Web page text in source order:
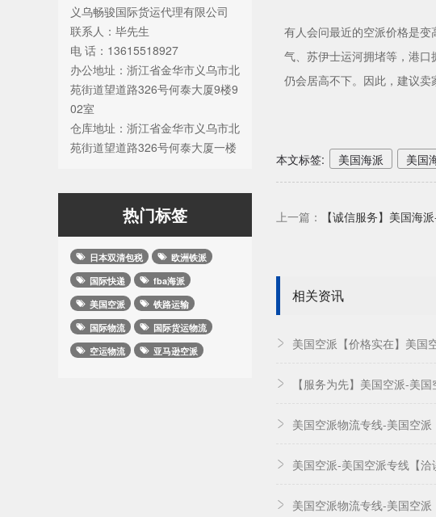
义乌畅骏国际货运代理有限公司
联系人：毕先生
电 话：13615518927
办公地址：浙江省金华市义乌市北
苑街道望道路326号何泰大厦9楼9
02室
仓库地址：浙江省金华市义乌市北
苑街道望道路326号何泰大厦一楼
热门标签
日本双清包税
欧洲铁派
国际快递
fba海派
美国空派
铁路运输
国际物流
国际货运物流
空运物流
亚马逊空派
有人会问最近的空派价格是
气、苏伊士运河拥堵等，港
仍会居高不下。因此，建议卖
本文标签: 美国海派 美国
上一篇： 【诚信服务】美国海
相关资讯
美国空派【价格实在】美国
【服务为先】美国空派-美
美国空派物流专线-美国空派
美国空派-美国空派专线【洽
美国空派物流专线-美国空派